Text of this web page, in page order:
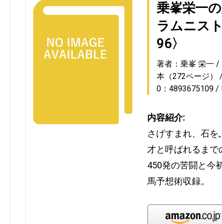
乗峯栄一
ラムニス
96〉
著者：乗峯 栄一
本（272ページ）
0：4893675109
内容紹介:
さげすまれ、石
才と呼ばれるま
450発の苦闘と今
馬予想術収録。